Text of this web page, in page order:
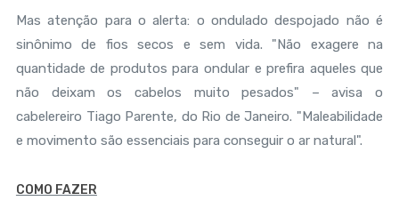
Mas atenção para o alerta: o ondulado despojado não é
sinônimo de fios secos e sem vida. "Não exagere na
quantidade de produtos para ondular e prefira aqueles que
não deixam os cabelos muito pesados" – avisa o
cabelereiro Tiago Parente, do Rio de Janeiro. "Maleabilidade
e movimento são essenciais para conseguir o ar natural".
COMO FAZER